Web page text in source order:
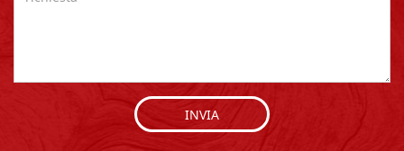
INVIA